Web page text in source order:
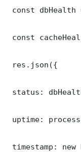
const
const
res.json({
status:
uptime:
timestamp: